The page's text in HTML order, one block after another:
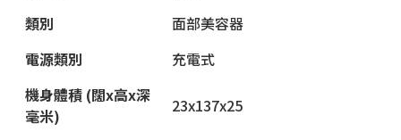
類別
面部美容器
電源類別
充電式
機身體積 (闊x高x深
毫米) 23x137x25